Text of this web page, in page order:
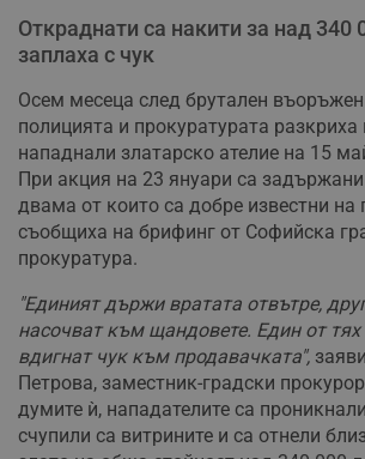
Откраднати са накити за над 340
заплаха с чук
Осем месеца след брутален
полицията и прокуратурата разкриха
нападнали златарско ателие на 15
При акция на 23 януари са
двама от които са добре известни на
съобщиха на брифинг от Софийска
прокуратура.
"Единият държи вратата отвътре,
насочват към щандовете. Един от тях
вдигнат чук към продавачката",
Петрова, заместник-градски
думите ѝ, нападателите са
счупили са витрините и са отнели